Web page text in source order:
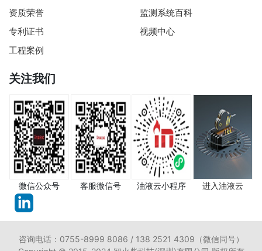
资质荣誉
专利证书
工程案例
监测系统百科
视频中心
关注我们
微信公众号 客服微信号 油液云小程序 进入油液云
咨询电话：0755-8999 8086 / 138 2521 4309（微信同号）